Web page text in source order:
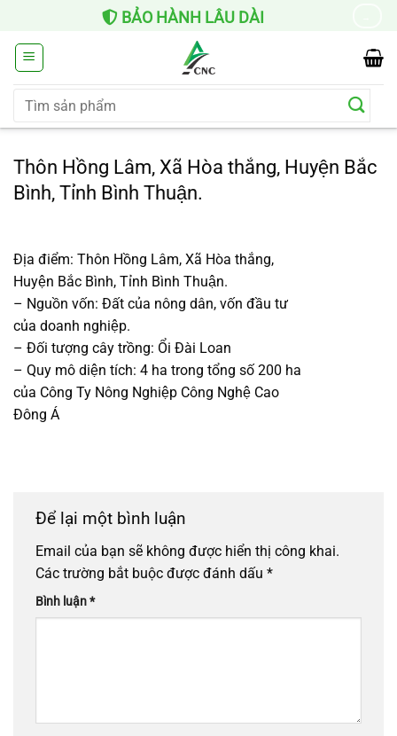
dung
BẢO HÀNH LÂU DÀI
Tìm
Thôn Hồng Lâm, Xã Hòa thắng, Huyện Bắc
Bình, Tỉnh Bình Thuận.
Địa điểm: Thôn Hồng Lâm, Xã Hòa thắng,
Huyện Bắc Bình, Tỉnh Bình Thuận.
– Nguồn vốn: Đất của nông dân, vốn đầu tư
của doanh nghiệp.
– Đối tượng cây trồng: Ổi Đài Loan
– Quy mô diện tích: 4 ha trong tổng số 200 ha
của Công Ty Nông Nghiệp Công Nghệ Cao
Đông Á
Để lại một bình luận
Email của bạn sẽ không được hiển thị công khai.
Các trường bắt buộc được đánh dấu *
Bình luận*